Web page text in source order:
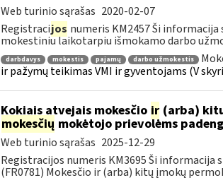
Web turinio sąrašas 2020-02-07
Registracijos numeris KM2457 Ši
mokestiniu laikotarpiu išmokamo darbo
darbdavys mokestis pajamų darbo užmokestis
ir pažymų teikimas VMI ir gyventojams (V
Kokiais atvejais mokesčio ir(arba)
mokesčių mokėtojo prievolėms
Web turinio sąrašas 2025-12-29
Registracijos numeris KM3695 Ši
(FR0781) Mokesčio ir (arba) kitų įmokų